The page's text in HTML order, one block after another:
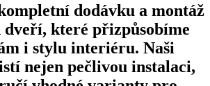
dodávku a montáž
které přizpůsobíme
i stylu interiéru. Naši
nejen pečlivou instalaci,